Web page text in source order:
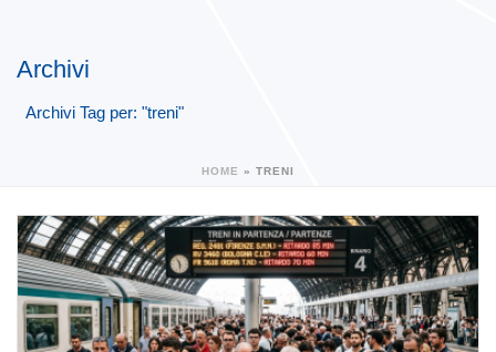
Archivi
Archivi Tag per: "treni"
HOME » TRENI